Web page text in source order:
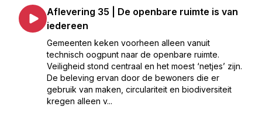
Aflevering 35 | De openbare ruimte is van
iedereen
Gemeenten keken voorheen alleen vanuit
technisch oogpunt naar de openbare ruimte.
Veiligheid stond centraal en het moest ‘netjes’ zijn.
De beleving ervan door de bewoners die er
gebruik van maken, circulariteit en biodiversiteit
kregen alleen v...